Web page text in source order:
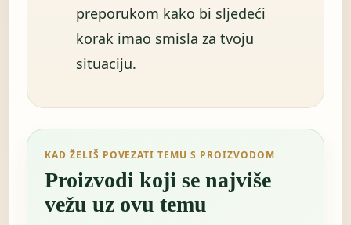
preporukom kako bi sljedeći
korak imao smisla za tvoju
situaciju.
KAD ŽELIŠ POVEZATI TEMU S PROIZVODOM
Proizvodi koji se najviše
vežu uz ovu temu